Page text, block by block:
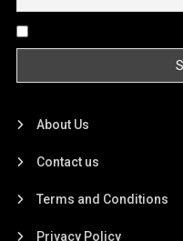
About Us
Contact us
Terms and Conditions
Privacy Policy